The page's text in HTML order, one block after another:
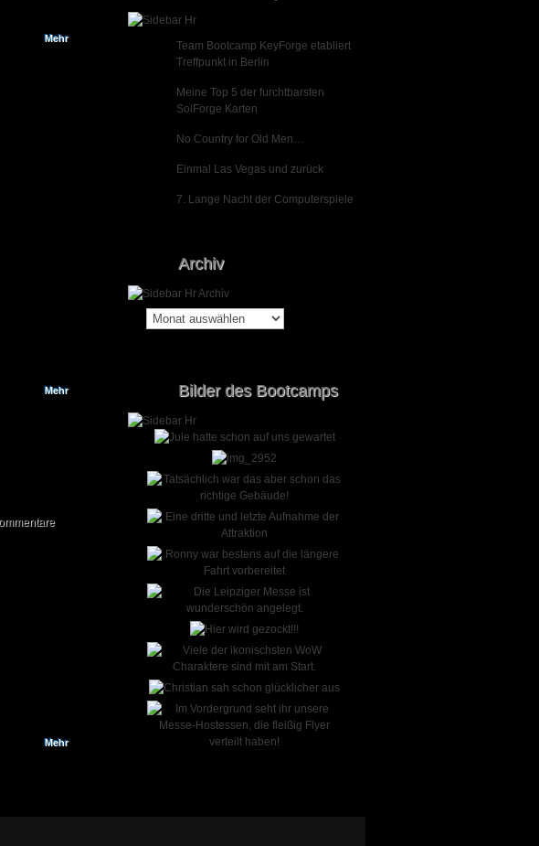
Mehr
Mehr
Mehr
Team Bootcamp KeyForge etabliert
Treffpunkt in Berlin
Meine Top 5 der furchtbarsten
SolForge Karten
No Country for Old Men…
Einmal Las Vegas und zurück
7. Lange Nacht der Computerspiele
Archiv
Archiv
Bilder des Bootcamps